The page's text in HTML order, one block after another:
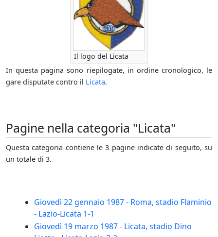
Il logo del Licata
In questa pagina sono riepilogate, in ordine cronologico, le
gare disputate contro il Licata.
Pagine nella categoria "Licata"
Questa categoria contiene le 3 pagine indicate di seguito, su
un totale di 3.
Giovedì 22 gennaio 1987 - Roma, stadio Flaminio
- Lazio-Licata 1-1
Giovedì 19 marzo 1987 - Licata, stadio Dino